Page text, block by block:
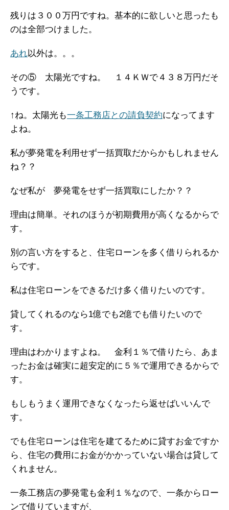
残りは３００万円ですね。基本的に欲しいと思ったも
のは全部つけました。
あれ以外は。。。
その⑤ 太陽光ですね。 １４ＫＷで４３８万円だそ
うです。
↑ね。太陽光も一条工務店との請負契約になってます
よね。
私が夢発電を利用せず一括買取だからかもしれません
ね？？
なぜ私が 夢発電をせず一括買取にしたか？？
理由は簡単。それのほうが初期費用が高くなるからで
す。
別の言い方をすると、住宅ローンを多く借りられるか
らです。
私は住宅ローンをできるだけ多く借りたいのです。
貸してくれるのなら1億でも2億でも借りたいので
す。
理由はわかりますよね。 金利１％で借りたら、あま
ったお金は確実に超安定的に５％で運用できるからで
す。
もしもうまく運用できなくなったら返せばいいんで
す。
でも住宅ローンは住宅を建てるために貸すお金ですか
ら、住宅の費用にお金がかかっていない場合は貸して
くれません。
一条工務店の夢発電も金利１％なので、一条からロー
ンで借りていますが、